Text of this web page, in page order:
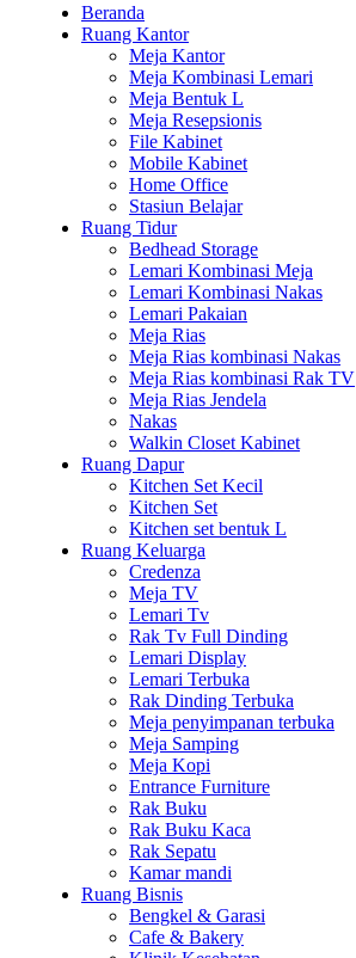
Beranda
Ruang Kantor
Meja Kantor
Meja Kombinasi Lemari
Meja Bentuk L
Meja Resepsionis
File Kabinet
Mobile Kabinet
Home Office
Stasiun Belajar
Ruang Tidur
Bedhead Storage
Lemari Kombinasi Meja
Lemari Kombinasi Nakas
Lemari Pakaian
Meja Rias
Meja Rias kombinasi Nakas
Meja Rias kombinasi Rak TV
Meja Rias Jendela
Nakas
Walkin Closet Kabinet
Ruang Dapur
Kitchen Set Kecil
Kitchen Set
Kitchen set bentuk L
Ruang Keluarga
Credenza
Meja TV
Lemari Tv
Rak Tv Full Dinding
Lemari Display
Lemari Terbuka
Rak Dinding Terbuka
Meja penyimpanan terbuka
Meja Samping
Meja Kopi
Entrance Furniture
Rak Buku
Rak Buku Kaca
Rak Sepatu
Kamar mandi
Ruang Bisnis
Bengkel & Garasi
Cafe & Bakery